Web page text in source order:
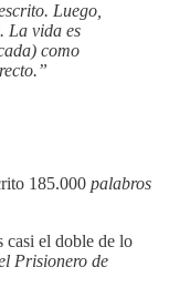
Luego,
La vida es
como
185.000 palabros
casi el doble de lo
Prisionero de